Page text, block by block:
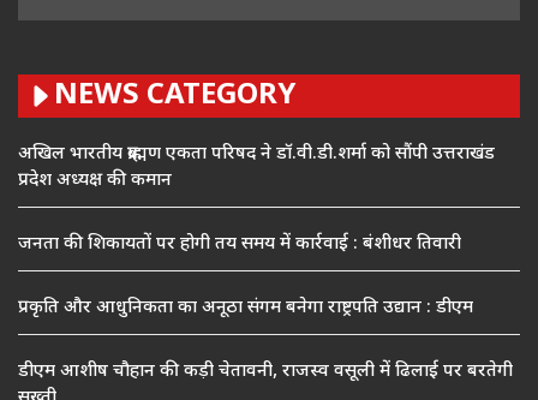
NEWS CATEGORY
अखिल भारतीय ब्राह्मण एकता परिषद ने डॉ.वी.डी.शर्मा को सौंपी उत्तराखंड
प्रदेश अध्यक्ष की कमान
जनता की शिकायतों पर होगी तय समय में कार्रवाई : बंशीधर तिवारी
प्रकृति और आधुनिकता का अनूठा संगम बनेगा राष्ट्रपति उद्यान : डीएम
डीएम आशीष चौहान की कड़ी चेतावनी, राजस्व वसूली में ढिलाई पर बरतेगी